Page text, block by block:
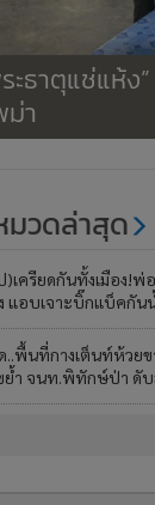
ะธาตุแช่แห้ง
ม่า
มวดล่าสุด
เครียดกันทั้งเมือง!พ่
แอบเจาะบิ๊กแบ็คกัน
..พื้นที่กางเต็นท์ห้วยข
ย้ำ จนท.พิทักษ์ป่า ดับ